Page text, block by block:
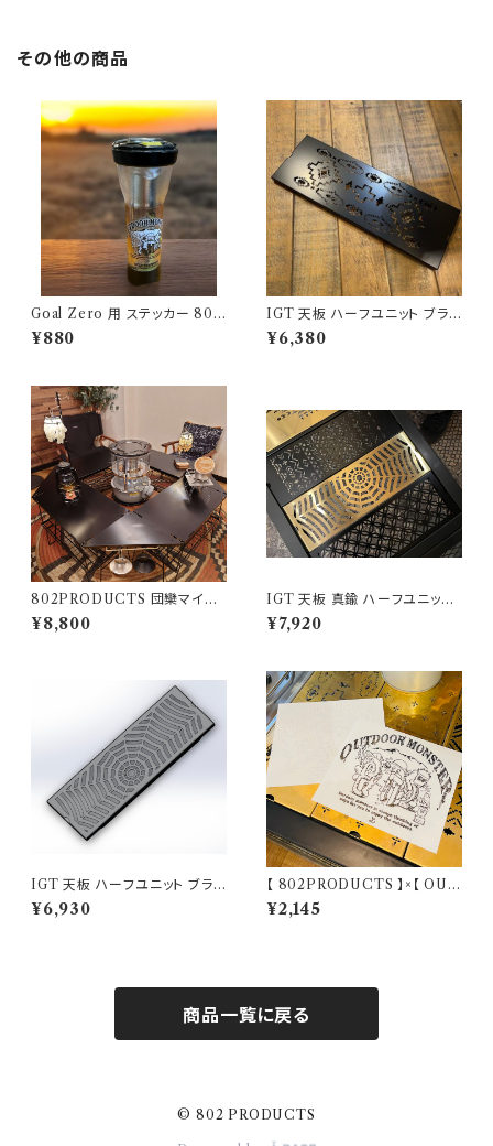
その他の商品
Goal Zero 用 ステッカー 802
kobo's アウトドアモンスター O
DM
¥880
IGT 天板 ハーフユニット ブラッ
クアイアン 【 ネイティブ縦 】ア
イアングリルテーブル Snow P
¥6,380
802PRODUCTS 団欒マイス
ター F's COVER フィールド
ラック天板
¥8,800
IGT 天板 真鍮 ハーフユニット
【 スパイダー 】アイアングリルテ
ーブル Snow Peak スノーピー
¥7,920
IGT 天板 ハーフユニット ブラッ
クアイアン【 スパイダー 】アイア
ングリルテーブル Snow Peak
¥6,930
【 802PRODUCTS 】×【 OUT
DOORMONSTER 】802KO
BO’S カッティングステッカー ア
¥2,145
商品一覧に戻る
© 802 PRODUCTS